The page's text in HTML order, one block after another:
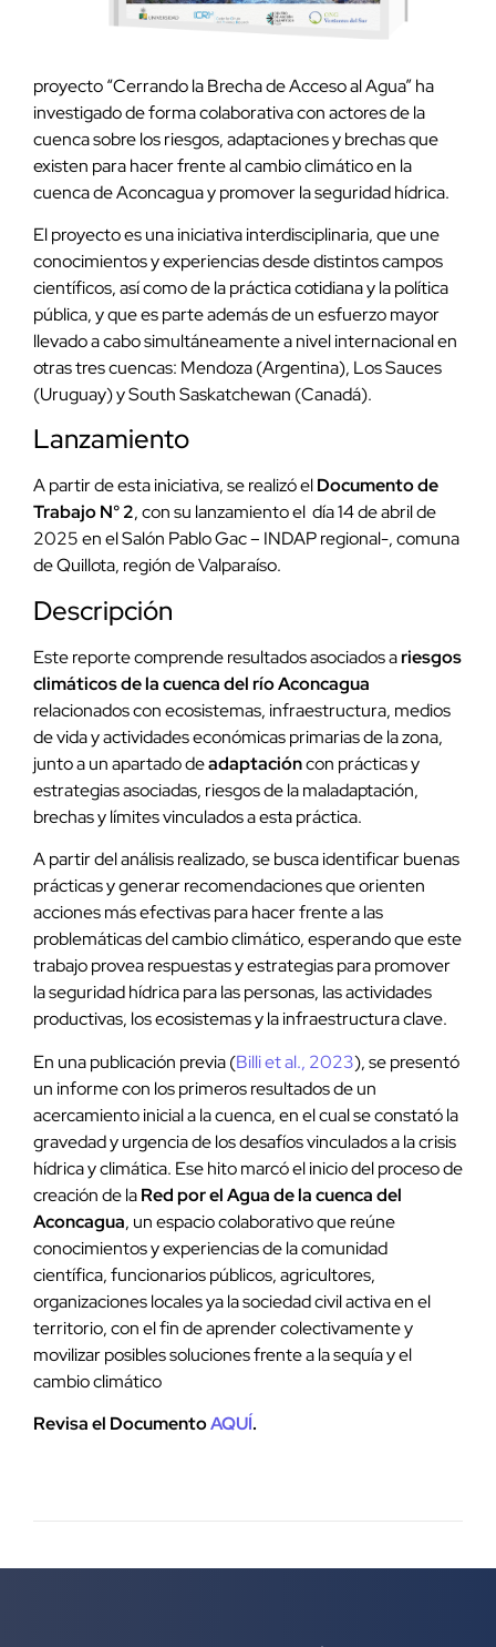
proyecto “Cerrando la Brecha de Acceso al Agua” ha
investigado de forma colaborativa con actores de la
cuenca sobre los riesgos, adaptaciones y brechas que
existen para hacer frente al cambio climático en la
cuenca de Aconcagua y promover la seguridad hídrica.
El proyecto es una iniciativa interdisciplinaria, que une
conocimientos y experiencias desde distintos campos
científicos, así como de la práctica cotidiana y la política
pública, y que es parte además de un esfuerzo mayor
llevado a cabo simultáneamente a nivel internacional en
otras tres cuencas: Mendoza (Argentina), Los Sauces
(Uruguay) y South Saskatchewan (Canadá).
Lanzamiento
A partir de esta iniciativa, se realizó elDocumento de
Trabajo N° 2, con su lanzamiento el día 14 de abril de
2025 en el Salón Pablo Gac – INDAP regional-, comuna
de Quillota, región de Valparaíso.
Descripción
Este reporte comprende resultados asociados ariesgos
climáticos de la cuenca del río Aconcagua
relacionados con ecosistemas, infraestructura, medios
de vida y actividades económicas primarias de la zona,
junto a un apartado deadaptacióncon prácticas y
estrategias asociadas, riesgos de la maladaptación,
brechas y límites vinculados a esta práctica.
A partir del análisis realizado, se busca identificar buenas
prácticas y generar recomendaciones que orienten
acciones más efectivas para hacer frente a las
problemáticas del cambio climático, esperando que este
trabajo provea respuestas y estrategias para promover
la seguridad hídrica para las personas, las actividades
productivas, los ecosistemas y la infraestructura clave.
En una publicación previa (Billi et al., 2023), se presentó
un informe con los primeros resultados de un
acercamiento inicial a la cuenca, en el cual se constató la
gravedad y urgencia de los desafíos vinculados a la crisis
hídrica y climática. Ese hito marcó el inicio del proceso de
creación de laRed por el Agua de la cuenca del
Aconcagua, un espacio colaborativo que reúne
conocimientos y experiencias de la comunidad
científica, funcionarios públicos, agricultores,
organizaciones locales ya la sociedad civil activa en el
territorio, con el fin de aprender colectivamente y
movilizar posibles soluciones frente a la sequía y el
cambio climático
Revisa el DocumentoAQUÍ.